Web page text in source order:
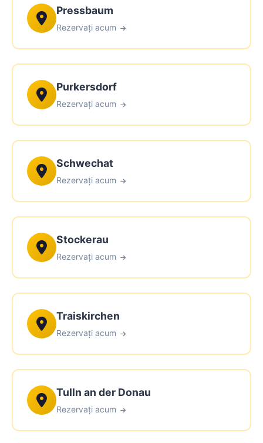
Pressbaum
Rezervați acum
Purkersdorf
Rezervați acum
Schwechat
Rezervați acum
Stockerau
Rezervați acum
Traiskirchen
Rezervați acum
Tulln an der Donau
Rezervați acum